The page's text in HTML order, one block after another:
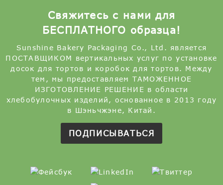
Свяжитесь с нами для
БЕСПЛАТНОГО образца!
Sunshine Bakery Packaging Co., Ltd. является
ПОСТАВЩИКОМ вертикальных услуг по установке
досок для тортов и коробок для тортов. Между
тем, мы предоставляем ТАМОЖЕННОЕ
ИЗГОТОВЛЕНИЕ РЕШЕНИЕ в области
хлебобулочных изделий, основанное в 2013 году
в Шэньчжэне, Китай.
ПОДПИСЫВАТЬСЯ